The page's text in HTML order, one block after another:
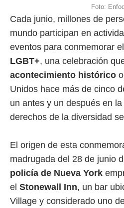
Foto:
Cada junio, millones de
mundo participan en
eventos para conmemorar el
LGBT+, una celebración
acontecimiento histórico
Unidos hace más de cinco
un antes y un después en
derechos de la diversidad
El origen de esta
madrugada del 28 de junio
policía de Nueva York
el Stonewall Inn, un bar
Village y considerado uno